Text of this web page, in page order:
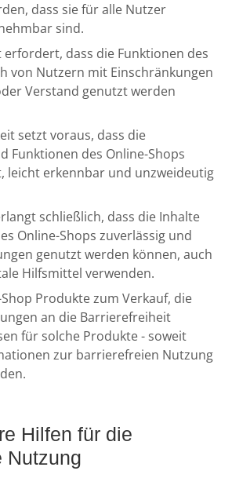
dass sie für alle Nutzer
sind.
erfordert, dass die Funktionen des
von Nutzern mit Einschränkungen
Verstand genutzt werden
setzt voraus, dass die
Funktionen des Online-Shops
leicht erkennbar und unzweideutig
schließlich, dass die Inhalte
Online-Shops zuverlässig und
genutzt werden können, auch
Hilfsmittel verwenden.
Produkte zum Verkauf, die
an die Barrierefreiheit
für solche Produkte - soweit
zur barrierefreien Nutzung
Hilfen für die
Nutzung